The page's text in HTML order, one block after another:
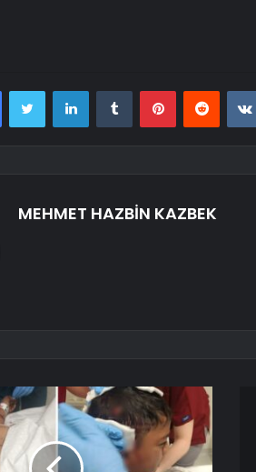
FacebookTwitter LinkedInTumblr PinterestReddit
MEHMET HAZBİN KAZBEK